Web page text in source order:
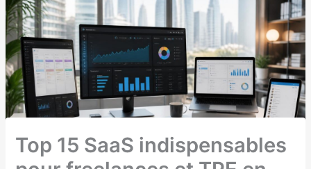
Top 15 SaaS indispensables